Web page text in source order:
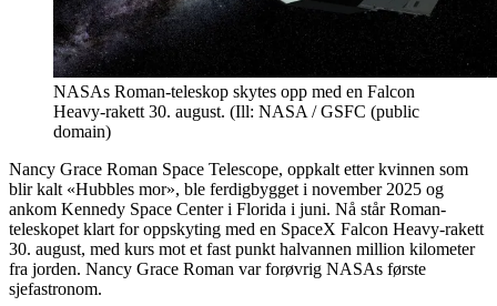
NASAs Roman-teleskop skytes opp med en Falcon
Heavy-rakett 30. august. (Ill: NASA / GSFC (public
domain)
Nancy Grace Roman Space Telescope, oppkalt etter kvinnen som
blir kalt «Hubbles mor», ble ferdigbygget i november 2025 og
ankom Kennedy Space Center i Florida i juni. Nå står Roman-
teleskopet klart for oppskyting med en SpaceX Falcon Heavy-rakett
30. august, med kurs mot et fast punkt halvannen million kilometer
fra jorden. Nancy Grace Roman var forøvrig NASAs første
sjefastronom.